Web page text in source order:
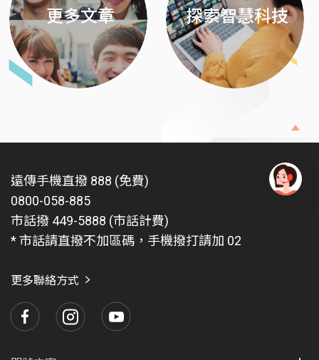
更多文章 探索智慧科技
遠傳手機直撥 888 (免費)
0800-058-885
市話撥 449-5888 (市話計費)
* 市話請直撥不加區碼，手機撥打請加 02
更多聯絡方式